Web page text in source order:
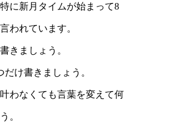
に新月タイムが始まって8
れています。
ましょう。
け書きましょう。
なくても言葉を変えて何
。